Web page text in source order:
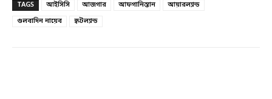
TAGS আইসিসি আজগার আফগানিস্তান
আয়ারল্যান্ড
গুলবাদিন নায়েব
স্কটল্যান্ড